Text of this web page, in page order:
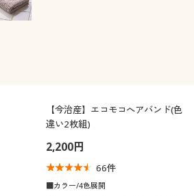
【今治産】エコモコへアバンド(色
違い2枚組)
2,200円
66件
■カラー/4色展開